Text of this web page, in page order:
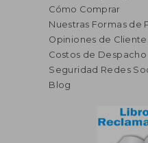
Cómo Comprar
Nuestras Formas de
Opiniones de
Costos de Despacho
Seguridad Redes
Blog